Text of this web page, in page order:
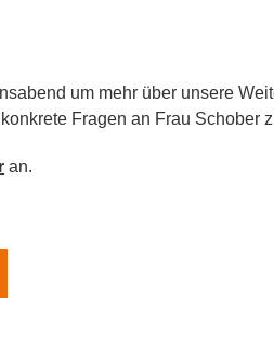
um mehr über unsere
Fragen an Frau Schober
an.